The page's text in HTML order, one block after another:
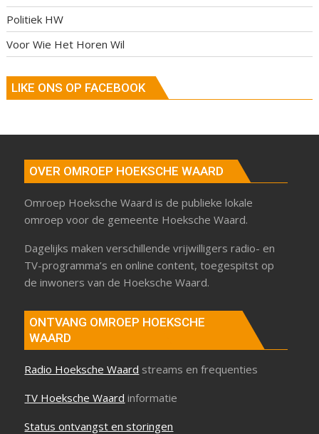
Politiek HW
Voor Wie Het Horen Wil
LIKE ONS OP FACEBOOK
OVER OMROEP HOEKSCHE WAARD
Omroep Hoeksche Waard is de publieke lokale
omroep voor de gemeente Hoeksche Waard.
Dagelijks maken verschillende vrijwilligers radio- en
TV-programma’s en online content, toegespitst op
de inwoners van de Hoeksche Waard.
ONTVANG OMROEP HOEKSCHE
WAARD
Radio Hoeksche Waard streams en frequenties
TV Hoeksche Waard informatie
Status ontvangst en storingen